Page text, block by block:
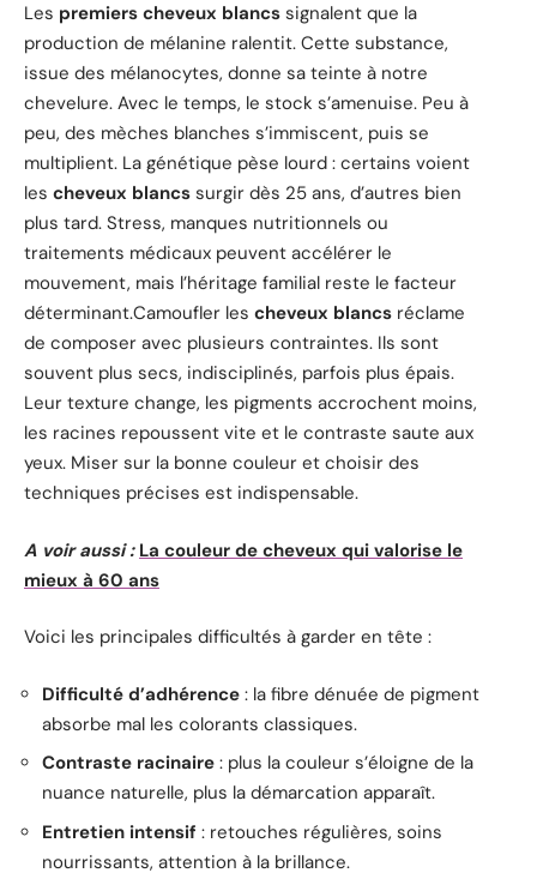
Les premiers cheveux blancs signalent que la
production de mélanine ralentit. Cette substance,
issue des mélanocytes, donne sa teinte à notre
chevelure. Avec le temps, le stock s’amenuise. Peu à
peu, des mèches blanches s’immiscent, puis se
multiplient. La génétique pèse lourd : certains voient
les cheveux blancs surgir dès 25 ans, d’autres bien
plus tard. Stress, manques nutritionnels ou
traitements médicaux peuvent accélérer le
mouvement, mais l’héritage familial reste le facteur
déterminant.Camoufler les cheveux blancs réclame
de composer avec plusieurs contraintes. Ils sont
souvent plus secs, indisciplinés, parfois plus épais.
Leur texture change, les pigments accrochent moins,
les racines repoussent vite et le contraste saute aux
yeux. Miser sur la bonne couleur et choisir des
techniques précises est indispensable.
A voir aussi : La couleur de cheveux qui valorise le
mieux à 60 ans
Voici les principales difficultés à garder en tête :
Difficulté d’adhérence : la fibre dénuée de pigment
absorbe mal les colorants classiques.
Contraste racinaire : plus la couleur s’éloigne de la
nuance naturelle, plus la démarcation apparaît.
Entretien intensif : retouches régulières, soins
nourrissants, attention à la brillance.